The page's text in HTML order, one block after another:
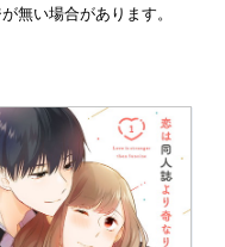
無い場合があります。